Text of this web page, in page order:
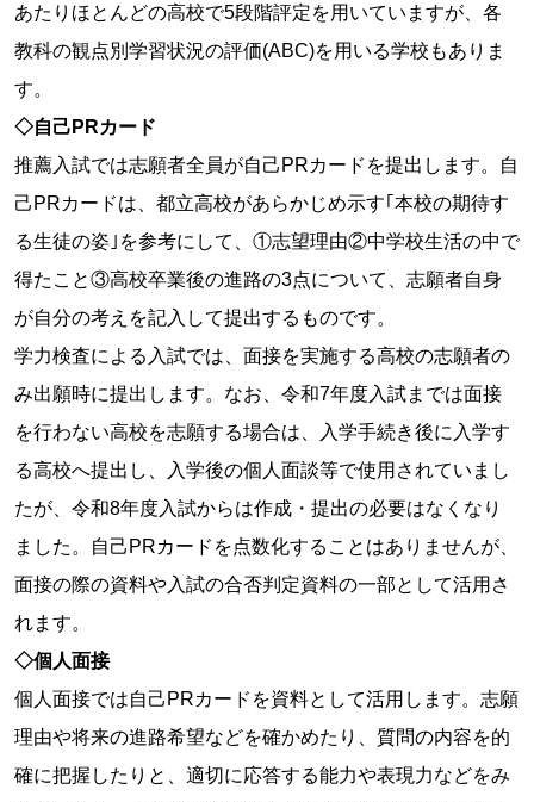
あたりほとんどの高校で5段階評定を用いていますが、各
教科の観点別学習状況の評価(ABC)を用いる学校もありま
す。
◇自己PRカード
推薦入試では志願者全員が自己PRカードを提出します。自
己PRカードは、都立高校があらかじめ示す｢本校の期待す
る生徒の姿｣を参考にして、①志望理由②中学校生活の中で
得たこと③高校卒業後の進路の3点について、志願者自身
が自分の考えを記入して提出するものです。
学力検査による入試では、面接を実施する高校の志願者の
み出願時に提出します。なお、令和7年度入試までは面接
を行わない高校を志願する場合は、入学手続き後に入学す
る高校へ提出し、入学後の個人面談等で使用されていまし
たが、令和8年度入試からは作成・提出の必要はなくなり
ました。自己PRカードを点数化することはありませんが、
面接の際の資料や入試の合否判定資料の一部として活用さ
れます。
◇個人面接
個人面接では自己PRカードを資料として活用します。志願
理由や将来の進路希望などを確かめたり、質問の内容を的
確に把握したりと、適切に応答する能力や表現力などをみ